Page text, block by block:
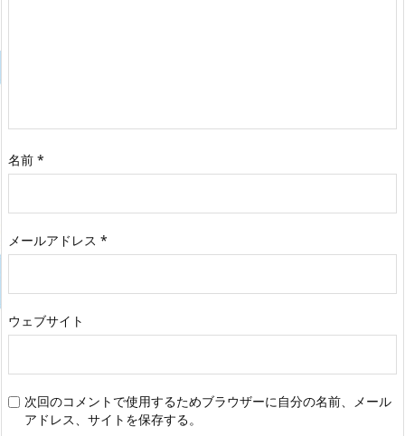
名前 *
メールアドレス *
ウェブサイト
次回のコメントで使用するためブラウザーに自分の名前、メール
アドレス、サイトを保存する。